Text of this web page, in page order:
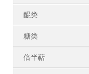
醌类
糖类
倍半萜